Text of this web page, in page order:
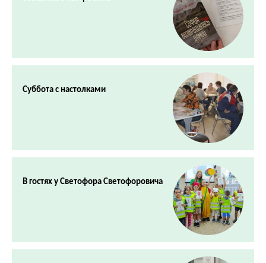
Суббота с настолками
В гостях у Светофора Светофоровича